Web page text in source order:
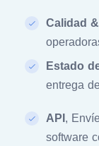
Calidad
Estado
entrega
API ,
software